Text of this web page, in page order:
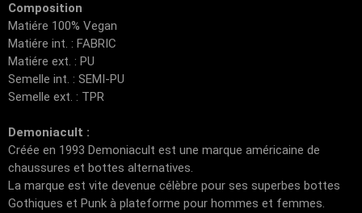
Composition
Matiére 100% Vegan
Matiére int. : FABRIC
Matiére ext. : PU
Semelle int. : SEMI-PU
Semelle ext. : TPR
Demoniacult :
Créée en 1993 Demoniacult est une marque américaine de
chaussures et bottes alternatives.
La marque est vite devenue célèbre pour ses superbes bottes
Gothiques et Punk à plateforme pour hommes et femmes.